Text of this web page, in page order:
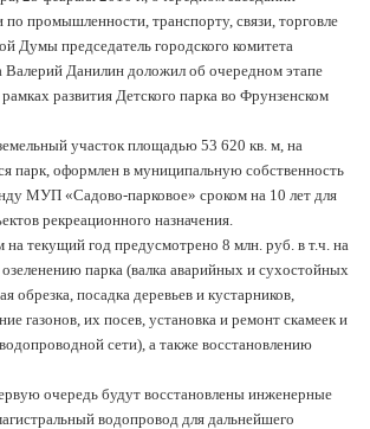
по промышленности, транспорту, связи, торговле
Думы председатель городского комитета
Валерий Данилин доложил об очередном этапе
развития Детского парка во Фрунзенском
участок площадью 53 620 кв. м, на
парк, оформлен в муниципальную собственность
МУП «Садово-парковое» сроком на 10 лет для
рекреационного назначения.
текущий год предусмотрено 8 млн. руб. в т.ч. на
парка (валка аварийных и сухостойных
обрезка, посадка деревьев и кустарников,
газонов, их посев, установка и ремонт скамеек и
сети), а также восстановлению
очередь будут восстановлены инженерные
водопровод для дальнейшего